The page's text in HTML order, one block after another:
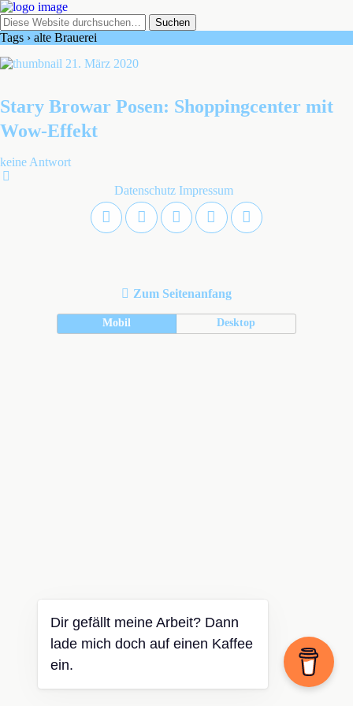
Tags › alte Brauerei
21. März 2020
Stary Browar Posen: Shoppingcenter mit
Wow-Effekt
keine Antwort
Datenschutz Impressum
Zum Seitenanfang
Mobil Desktop
Dir gefällt meine Arbeit? Dann
lade mich doch auf einen Kaffee
ein.